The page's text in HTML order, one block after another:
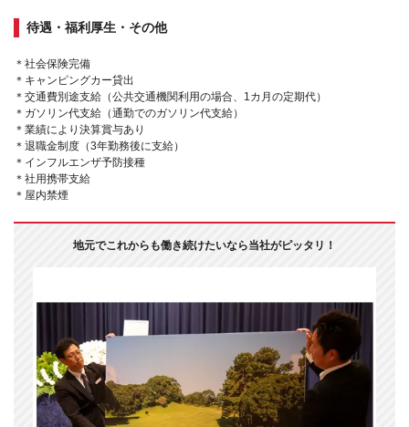
待遇・福利厚生・その他
＊社会保険完備
＊キャンピングカー貸出
＊交通費別途支給（公共交通機関利用の場合、1カ月の定期代）
＊ガソリン代支給（通勤でのガソリン代支給）
＊業績により決算賞与あり
＊退職金制度（3年勤務後に支給）
＊インフルエンザ予防接種
＊社用携帯支給
＊屋内禁煙
地元でこれからも働き続けたいなら当社がピッタリ！